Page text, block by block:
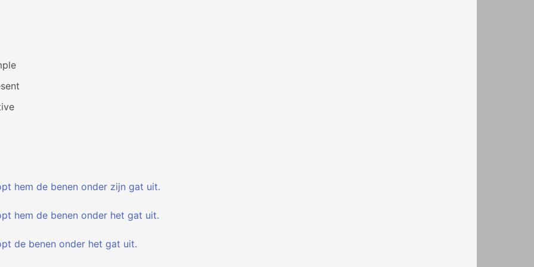
hem de benen onder zijn gat uit.
hem de benen onder het gat uit.
de benen onder het gat uit.